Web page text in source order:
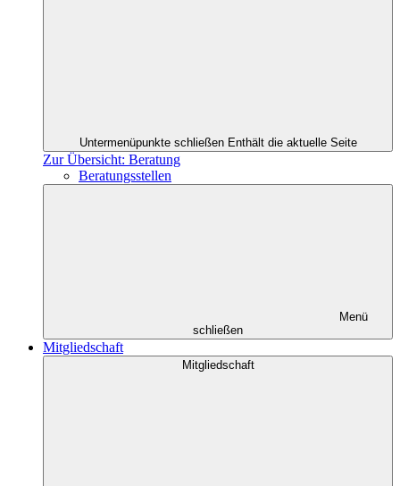
Untermenüpunkte schließen Enthält die aktuelle Seite
Zur Übersicht: Beratung
Beratungsstellen
Menü
schließen
Mitgliedschaft
Mitgliedschaft